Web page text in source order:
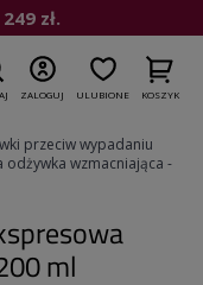
dziś
ZALOGUJ ULUBIONE KOSZYK
przeciw wypadaniu
odżywka wzmacniająca -
ml